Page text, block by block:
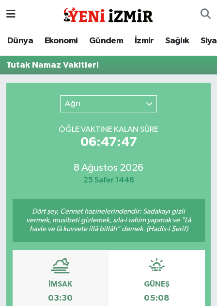
Dünya Ekonomi Gündem İzmir Sağlık
Tutak Namaz Vakitleri
Ağrı
ÖĞLE VAKTİNE KALAN SÜRE
06:47:47
8 Ağustos 2026
25 Safer 1448
Dört şey, Cennet hazinelerindendir: Sadakayı gizli
vermek, musibeti gizlemek, sıla-i rahim yapmak ve "Lâ
havle ve lâ kuvvete illâ billâh" demek. (Hadis-i Şerif)
İMSAK
03:30
GÜNEŞ
05:08
Dünya
Ekonomi
Resmi İlanlar
Teknoloji
Tatil ve Seyahat
İzmir Nöbetçi Eczaneler
İzmir Hava Durumu
İzmir Trafik Yoğunluk Haritası
Süper Lig Puan Durumu ve Fikstür
Haber Arşivi